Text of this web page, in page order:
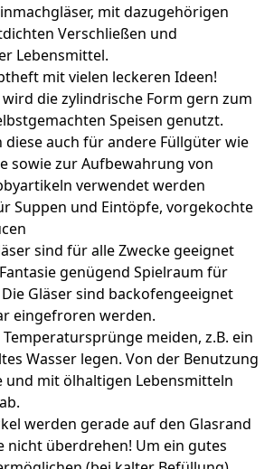
mit dazugehörigen
Verschließen und
Lebensmittel.
mit vielen leckeren Ideen!
die zylindrische Form gern zum
Speisen genutzt.
auch für andere Füllgüter wie
sowie zur Aufbewahrung von
verwendet werden
Suppen und Eintöpfe, vorgekochte
sind für alle Zwecke geeignet
genügend Spielraum für
Gläser sind backofengeeignet
eingefroren werden.
meiden, z.B. ein
Wasser legen. Von der Benutzung
und mit ölhaltigen Lebensmitteln
werden gerade auf den Glasrand
überdrehen! Um ein gutes